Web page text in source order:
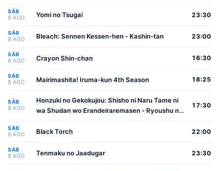
SÁB
8 AGO Yomi no Tsugai 23:30
SÁB
8 AGO Bleach: Sennen Kessen-hen - Kashin-tan 23:00
SÁB
8 AGO Crayon Shin-chan 16:30
SÁB
8 AGO Mairimashita! Iruma-kun 4th Season 18:25
SÁB
8 AGO
Honzuki no Gekokujou: Shisho ni Naru Tame ni
wa Shudan wo Erandeiraremasen - Ryoushu no
17:30
SÁB
8 AGO Black Torch 22:00
SÁB
8 AGO Tenmaku no Jaadugar 23:30